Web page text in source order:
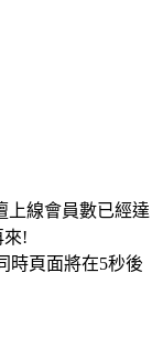
上線會員數已經達
來!
時頁面將在5秒後